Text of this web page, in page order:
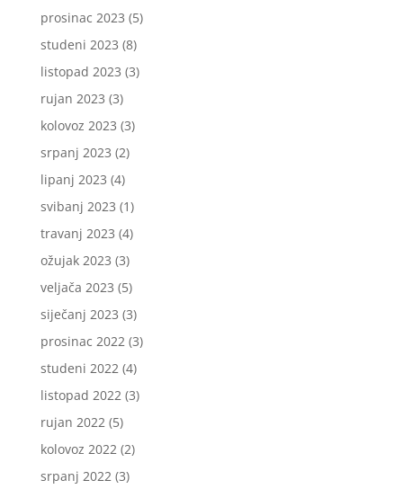
prosinac 2023 (5)
studeni 2023 (8)
listopad 2023 (3)
rujan 2023 (3)
kolovoz 2023 (3)
srpanj 2023 (2)
lipanj 2023 (4)
svibanj 2023 (1)
travanj 2023 (4)
ožujak 2023 (3)
veljača 2023 (5)
siječanj 2023 (3)
prosinac 2022(3)
studeni 2022(4)
listopad 2022(3)
rujan 2022(5)
kolovoz 2022(2)
srpanj 2022(3)